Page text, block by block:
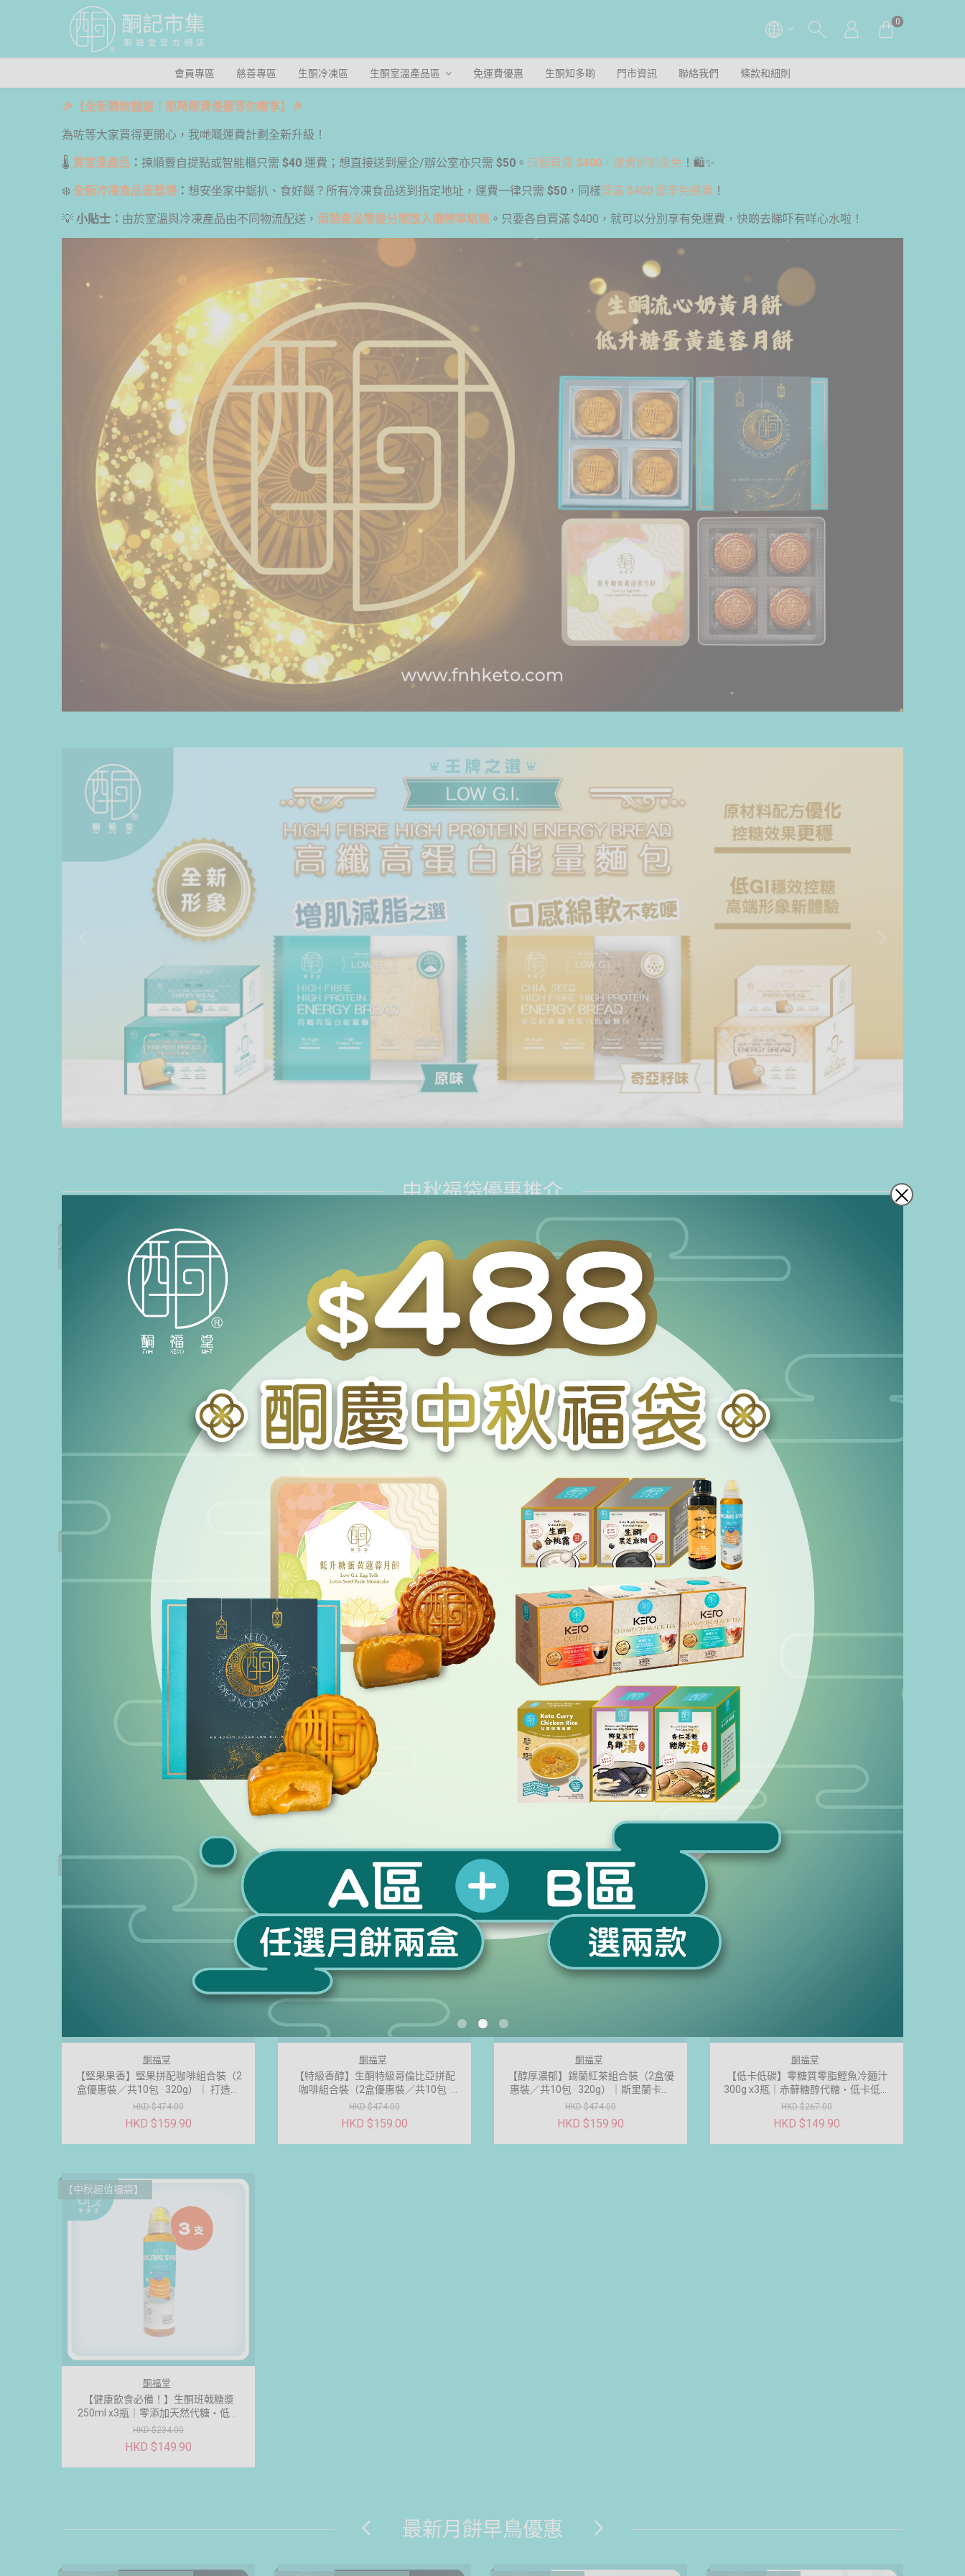
0
會員專區 慈善專區 生酮冷凍區 生酮室溫產品區 免運費優惠 生酮知多啲 門市資訊 聯絡我們 條款和細則
🎉【全新購物體驗！限時運費優惠等你嚟享】🎉
為咗等大家買得更開心，我哋嘅運費計劃全新升級！
🌡️ 買室溫產品 ： 揀順豐自提點或智能櫃只需 $40 運費；想直接送到屋企/辦公室亦只需 $50 。 只要買滿 $400 ，運費即刻全免 ！🛍️✨
❄️ 全新冷凍食品區登場 ： 想安坐家中鋸扒、食好餸？所有冷凍食品送到指定地址，運費一律只需 $50 ，同樣買滿 $400 即享免運費 ！
💡 小貼士： 由於室溫與冷凍產品由不同物流配送， 兩類產品需要分開放入購物車結帳 。只要各自買滿 $400，就可以分別享有免運費，快啲去睇吓有咩心水啦！
中秋福袋優惠推介
【月餅·長輩送禮之選】買一送一
【中秋超值福袋】
【低GI·長輩送禮之選】低升糖蛋黃蓮
蓉月餅禮盒（一盒四個）｜中秋輕盈
無負擔之選
HKD $308.00
酮福堂
【生酮·長輩送禮之選】生酮流心奶黃
月餅禮盒 （一盒四個） | 無精製糖 阿
中秋禮券 低GI糖尿適合
HKD $338.00
【月餅·長輩送禮之選】買一送一
酮福堂
【長輩送禮首選/實體月餅券】酮福堂
生酮流心奶黃月餅券 (45g x 4個/盒) |
水 健身減肥中秋禮券 低GI糖尿適合
HKD $338.00
【月餅·長輩送禮之選】買一送一
【低卡控糖 · 經典滋味】低升糖蛋黃蓮
蓉月餅券（一盒四個）｜中秋輕盈無
負擔之選
HKD $308.00
【健康代餐】生酮咖喱雞飯 3盒裝｜低
碳水・白蘿蔔代薯仔健康餐
HKD $264.00
【中秋超值福袋】
酮福堂
【經典糖水雙享】黑芝麻糊+合桃露 各
1盒（共4碗）｜低GI認證・送禮生酮
首選
HKD $170.00
【中秋超值福袋】
全新產品 酮福堂
【養陰補氣 · 潤膚安神】椰皇玉竹烏雞
湯 780g／盒（260g × 3碗）｜常溫即
飲燉湯
HKD $168.00
HKD $98.00
【中秋超值福袋】
全新產品
【潤燥化痰 · 健脾益氣】杏仁菜乾豬肺
湯 780g／盒（260g × 3碗）｜常溫即
HKD $88.00
酮福堂
【堅果果香】堅果拼配咖啡組合裝（2
盒優惠裝／共10包 · 320g）｜ 打造完
美無糖防彈咖啡
HKD $474.00
HKD $159.90
【中秋超值福袋】
酮福堂
【特級香醇】生酮特級哥倫比亞拼配
咖啡組合裝（2盒優惠裝／共10包 ·
320g）｜ 打造完美無糖防彈咖啡
HKD $474.00
HKD $159.00
【中秋超值福袋】
酮福堂
【醇厚濃郁】錫蘭紅茶組合裝（2盒優
惠裝／共10包 · 320g）｜斯里蘭卡手
沖茶包 × 赤蘚糖醇 × 生酮伴侶代奶粉 ·
打造完美正宗港式生酮奶茶
HKD $474.00
HKD $159.90
酮福堂
【低卡低碳】零糖質零脂鰹魚冷麵汁
300g x3瓶｜赤蘚糖醇代糖・低卡低碳
水調味料
HKD $267.00
HKD $149.90
【中秋超值福袋】
酮福堂
【健康飲食必備！】生酮班戟糖漿
250ml x3瓶｜零添加天然代糖・低碳
低糖楓糖風味糖漿
HKD $234.00
HKD $149.90
最新月餅早鳥優惠